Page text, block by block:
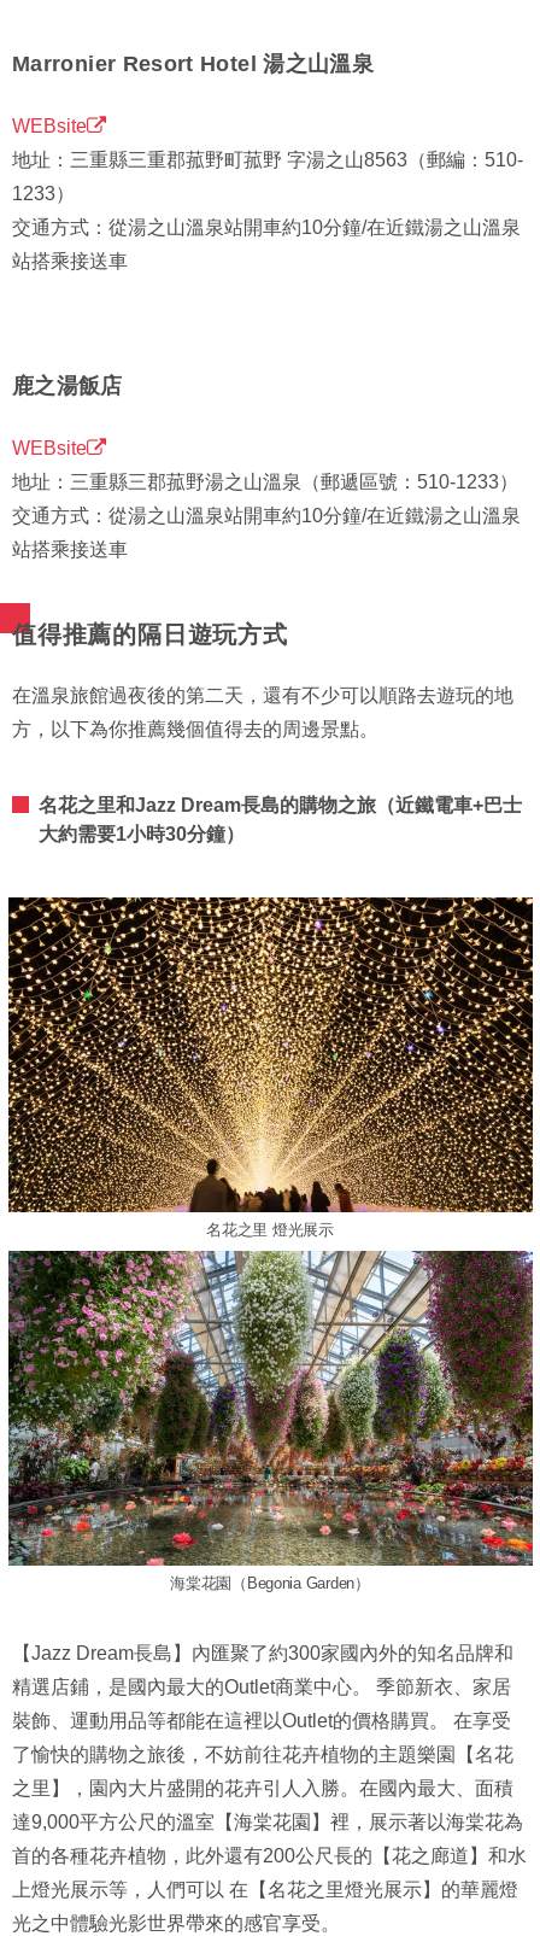
Marronier Resort Hotel 湯之山溫泉
WEBsite
地址：三重縣三重郡菰野町菰野 字湯之山8563（郵編：510-
1233）
交通方式：從湯之山溫泉站開車約10分鐘/在近鐵湯之山溫泉
站搭乘接送車
鹿之湯飯店
WEBsite
地址：三重縣三郡菰野湯之山溫泉（郵遞區號：510-1233）
交通方式：從湯之山溫泉站開車約10分鐘/在近鐵湯之山溫泉
站搭乘接送車
值得推薦的隔日遊玩方式
在溫泉旅館過夜後的第二天，還有不少可以順路去遊玩的地
方，以下為你推薦幾個值得去的周邊景點。
名花之里和Jazz Dream長島的購物之旅（近鐵電車+巴士
大約需要1小時30分鐘）
名花之里 燈光展示
海棠花園（Begonia Garden）
【Jazz Dream長島】內匯聚了約300家國內外的知名品牌和
精選店鋪，是國內最大的Outlet商業中心。 季節新衣、家居
裝飾、運動用品等都能在這裡以Outlet的價格購買。 在享受
了愉快的購物之旅後，不妨前往花卉植物的主題樂園【名花
之里】，園內大片盛開的花卉引人入勝。在國內最大、面積
達9,000平方公尺的溫室【海棠花園】裡，展示著以海棠花為
首的各種花卉植物，此外還有200公尺長的【花之廊道】和水
上燈光展示等，人們可以 在【名花之里燈光展示】的華麗燈
光之中體驗光影世界帶來的感官享受。